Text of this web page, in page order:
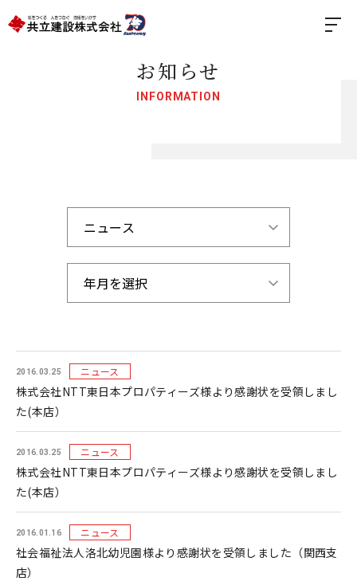
お知らせ
INFORMATION
2016.03.25 ニュース
株式会社NTT東日本プロパティーズ様より感謝状を受領しまし
た(本店）
2016.03.25 ニュース
株式会社NTT東日本プロパティーズ様より感謝状を受領しまし
た(本店）
2016.01.16 ニュース
社会福祉法人洛北幼児園様より感謝状を受領しました（関西支
店）